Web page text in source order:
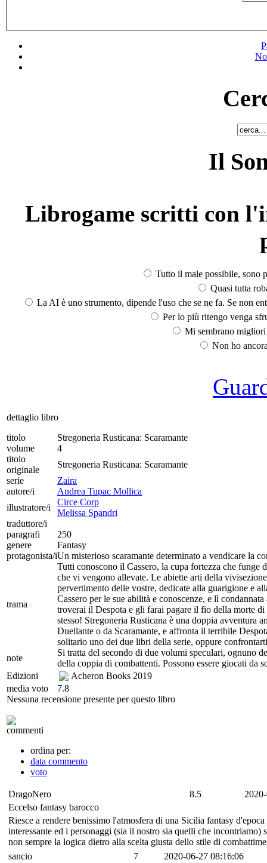
Il
Librogame scritti con
Tutto il male possibile, sono
Quasi tutta
La AI è uno strumento, dipende l'uso che se ne fa. Se non
Per lo più ritengo venga
Mi sembrano
Non ho
dettaglio libro
titolo
Stregoneria Rusticana: Scaramante
volume
4
titolo
originale
Stregoneria Rusticana: Scaramante
serie
Zaira
autore/i
Andrea Tupac Mollica
illustratore/i
Circe Corp
Melissa Spandri
traduttore/i
paragrafi
250
genere
Fantasy
protagonista/iUn misterioso scaramante determinato a vendicare la
trama
Tutti conoscono il Cassero, la cupa fortezza che
che vi vengono allevate. Le abiette arti della
pervertimento delle vostre, dedicate alla guarigione e
Cassero per le sue abilità e conoscenze, e lì
troverai il Despota e gli farai pagare il fio della morte
stesso! Stregoneria Rusticana è una doppia avventura
Duellante o da Scaramante, e affronta il terribile
solitario uno dei due libri della serie, oppure
note
Si tratta del secondo di due volumi speculari, ognuno
della coppia di combattenti. Possono essere giocati
Edizioni
Acheron Books 2019
media voto
7.8
Nessuna recensione presente per questo libro
commenti
ordina per:
data commento
voto
DragoNero 8.5
Eccelso fantasy barocco
Riesce a rendere benissimo l'atmosfera di una Sicilia fantasy
interessante ed i personaggi (sia il nostro sia quelli che
non sempre la logica dietro alla scelta giusta dello stile di
sancio
7
2020-06-27 08:16:06